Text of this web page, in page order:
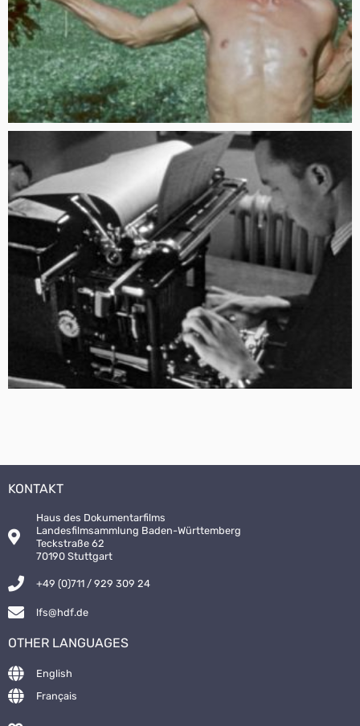
KONTAKT
Haus des Dokumentarfilms
Landesfilmsammlung Baden-Württemberg
Teckstraße 62
70190 Stuttgart
+49 (0)711 / 929 309 24
lfs@hdf.de
OTHER LANGUAGES
English
Français